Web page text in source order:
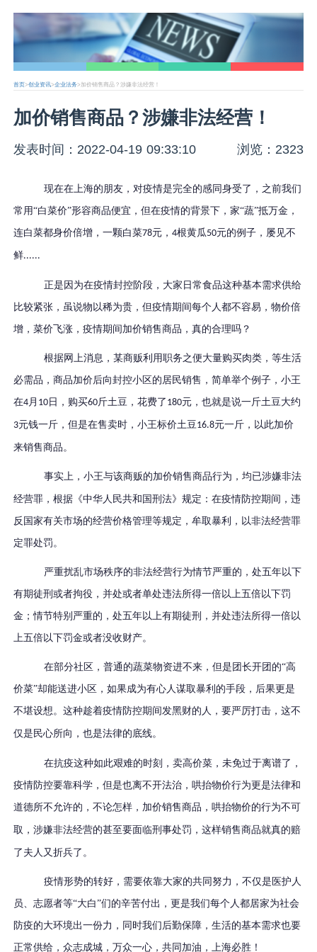
首页>创业资讯>企业法务>加价销售商品？涉嫌非法经营！
加价销售商品？涉嫌非法经营！
发表时间：2022-04-19 09:33:10 浏览：2323
现在在上海的朋友，对疫情是完全的感同身受了，之前我们
常用“白菜价”形容商品便宜，但在疫情的背景下，家“蔬”抵万金，
连白菜都身价倍增，一颗白菜78元，4根黄瓜50元的例子，屡见不
鲜......
正是因为在疫情封控阶段，大家日常食品这种基本需求供给
比较紧张，虽说物以稀为贵，但疫情期间每个人都不容易，物价倍
增，菜价飞涨，疫情期间加价销售商品，真的合理吗？
根据网上消息，某商贩利用职务之便大量购买肉类，等生活
必需品，商品加价后向封控小区的居民销售，简单举个例子，小王
在4月 10 日，购买60斤土豆，花费了 180元，也就是说一斤土豆大约
3元钱一斤，但是在售卖时，小王标价土豆16.8元一斤，以此加价
来销售商品。
事实上，小王与该商贩的加价销售商品行为，均已涉嫌非法
经营罪，根据《中华人民共和国刑法》规定：在疫情防控期间，违
反国家有关市场的经营价格管理等规定，牟取暴利，以非法经营罪
定罪处罚。
严重扰乱市场秩序的非法经营行为情节严重的，处五年以下
有期徒刑或者拘役，并处或者单处违法所得一倍以上五倍以下罚
金；情节特别严重的，处五年以上有期徒刑，并处违法所得一倍以
上五倍以下罚金或者没收财产。
在部分社区，普通的蔬菜物资进不来，但是团长开团的“高
价菜”却能送进小区，如果成为有心人谋取暴利的手段，后果更是
不堪设想。这种趁着疫情防控期间发黑财的人 ，要严厉打击，这不
仅是民心所向 ，也是法律的底线。
在抗疫这种如此艰难的时刻，卖高价菜，未免过于离谱了，
疫情防控要靠科学，但是也离不开法治，哄抬物价行为更是法律和
道德所不允许的，不论怎样 ，加价销售商品 ，哄抬物价的行为不可
取 ，涉嫌非法经营的甚至要面临刑事处罚，这样销售商品就真的赔
了夫人又折兵了。
疫情形势的转好，需要依靠大家的共同努力，不仅是医护人
员、志愿者等“大白”们的辛苦付出，更是我们每个人都居家为社会
防疫的大环境出一份力，同时我们后勤保障，生活的基本需求也要
正常供给，众志成城，万众一心，共同加油，上海必胜！